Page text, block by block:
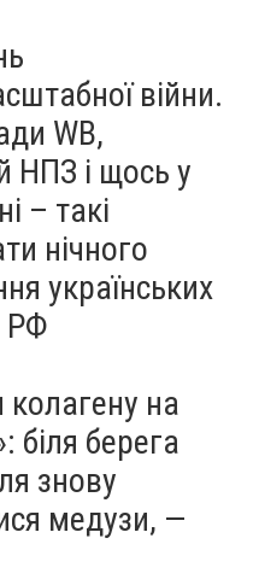
війни.
WB,
НПЗ і щось у
– такі
нічного
українських
РФ
колагену на
біля берега
знову
медузи, —